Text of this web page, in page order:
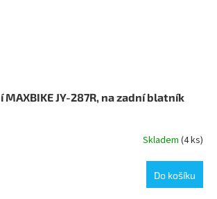
JY-287R, na zadní blatník
Skladem (4 ks)
Do košíku